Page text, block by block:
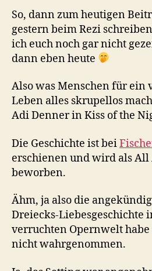
So, dann zum heutigen
gestern beim Rezi
ich euch noch gar nicht
dann eben heute
Also was Menschen für
Leben alles skrupellos
Adi Denner in Kiss of the
Die Geschichte ist bei
erschienen und wird als All
beworben.
Ähm, ja also die
Dreiecks-Liebesgeschichte
verruchten Opernwelt
nicht wahrgenommen.